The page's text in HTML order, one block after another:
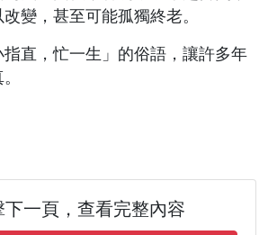
變，甚至可能孤獨終老。
直，忙一生」的俗語，讓許多年
下一頁，查看完整內容